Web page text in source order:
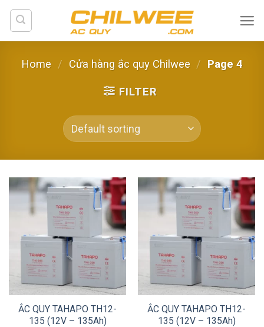
Skip
content
Home / Cửa hàng ắc quy Chilwee / Page 4
FILTER
ẮC QUY TAHAPO TH12-
135 (12V – 135Ah)
ẮC QUY TAHAPO TH12-
135 (12V – 135Ah)